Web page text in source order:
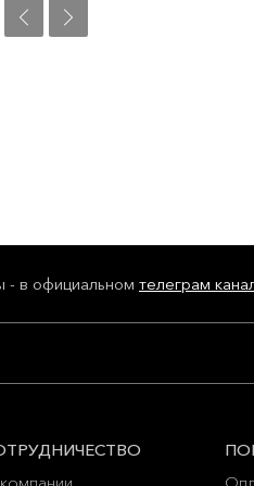
- в официальном телеграм